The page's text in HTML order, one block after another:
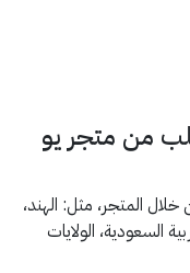
من متجر يو
المتجر، مثل: الهند،
السعودية، الولايات